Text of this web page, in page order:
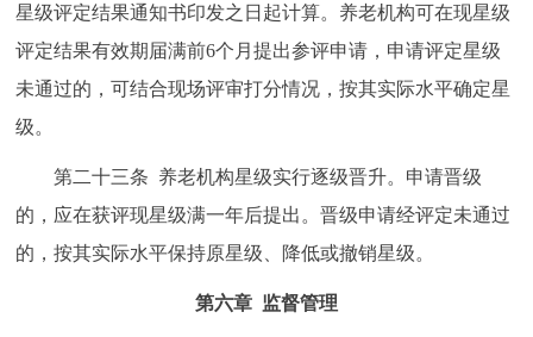
星级评定结果通知书印发之日起计算。养老机构可在现星级
评定结果有效期届满前6个月提出参评申请，申请评定星级
未通过的，可结合现场评审打分情况，按其实际水平确定星
级。
第二十三条 养老机构星级实行逐级晋升。申请晋级
的，应在获评现星级满一年后提出。晋级申请经评定未通过
的，按其实际水平保持原星级、降低或撤销星级。
第六章 监督管理